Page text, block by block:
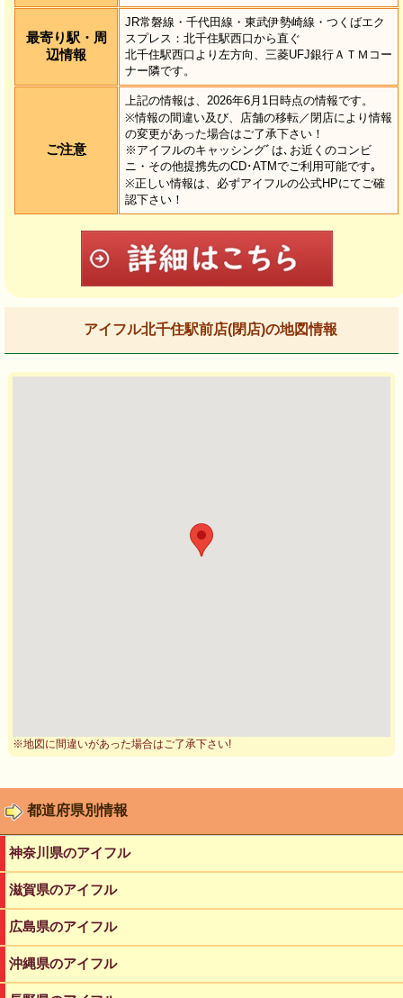
最寄り駅・周
辺情報
JR常磐線・千代田線・東武伊勢崎線・つくばエク
スプレス：北千住駅西口から直ぐ
北千住駅西口より左方向、三菱UFJ銀行ＡＴＭコー
ナー隣です。
ご注意
上記の情報は、2026年6月1日時点の情報です。
※情報の間違い及び、店舗の移転／閉店により情報
の変更があった場合はご了承下さい！
※アイフルのキャッシングﾞは､お近くのコンビ
ニ・その他提携先のCD･ATMでご利用可能です｡
※正しい情報は、必ずアイフルの公式HPにてご確
認下さい！
アイフル北千住駅前店(閉店)の地図情報
※地図に間違いがあった場合はご了承下さい!
都道府県別情報
神奈川県のアイフル
滋賀県のアイフル
広島県のアイフル
沖縄県のアイフル